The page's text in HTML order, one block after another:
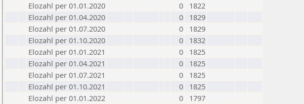
Elozahl per 01.01.2020
0
1822
Elozahl per 01.04.2020
0
1829
Elozahl per 01.07.2020
0
1829
Elozahl per 01.10.2020
0
1832
Elozahl per 01.01.2021
0
1825
Elozahl per 01.04.2021
0
1825
Elozahl per 01.07.2021
0
1825
Elozahl per 01.10.2021
0
1825
Elozahl per 01.01.2022
0
1797